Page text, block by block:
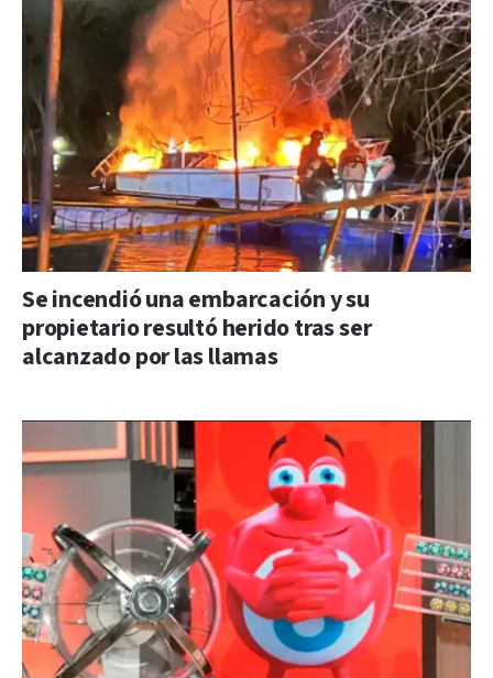
Se incendió una embarcación y su
propietario resultó herido tras ser
alcanzado por las llamas